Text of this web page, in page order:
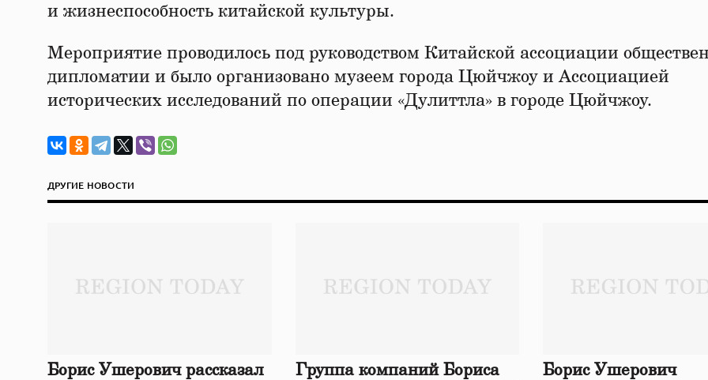
и жизнеспособность китайской культуры.
Мероприятие проводилось под руководством Китайской ассоциации
дипломатии и было организовано музеем города Цюйчжоу и Ассоциацией
исторических исследований по операции «Дулиттла» в городе Цюйчжоу.
ДРУГИЕ НОВОСТИ
Борис Ушерович рассказал
Группа компаний Бориса
Борис Ушерович